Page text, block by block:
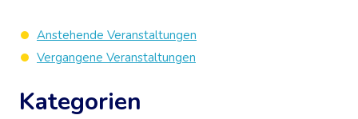
Anstehende Veranstaltungen
Vergangene Veranstaltungen
Kategorien